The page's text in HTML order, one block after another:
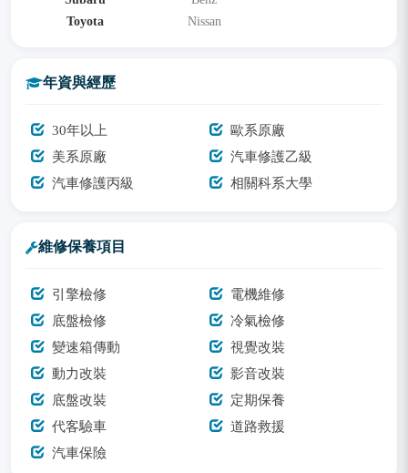
Toyota
Nissan
年資與經歷
30年以上
歐系原廠
美系原廠
汽車修護乙級
汽車修護丙級
相關科系大學
維修保養項目
引擎檢修
電機維修
底盤檢修
冷氣檢修
變速箱傳動
視覺改裝
動力改裝
影音改裝
底盤改裝
定期保養
代客驗車
道路救援
汽車保險